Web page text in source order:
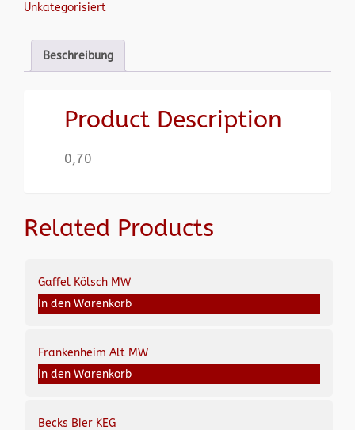
Unkategorisiert
Beschreibung
Product Description
0,70
Related Products
Gaffel Kölsch MW
In den Warenkorb
Frankenheim Alt MW
In den Warenkorb
Becks Bier KEG